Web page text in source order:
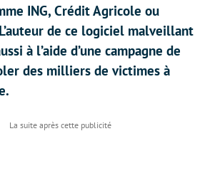
ING, Crédit Agricole ou
de ce logiciel malveillant
à l’aide d’une campagne de
des milliers de victimes à